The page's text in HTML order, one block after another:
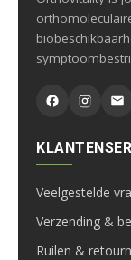
Veelgestelde
Verzending &
Ruilen &